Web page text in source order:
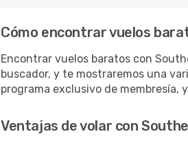
Cómo encontrar vuelos
Encontrar vuelos baratos con
buscador, y te mostraremos una
programa exclusivo de membresía,
Ventajas de volar con